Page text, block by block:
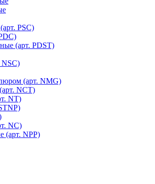
PSC)
(арт. PDST)
NSC)
(арт. NMG)
NCT)
NT)
NC)
(арт. NPP)